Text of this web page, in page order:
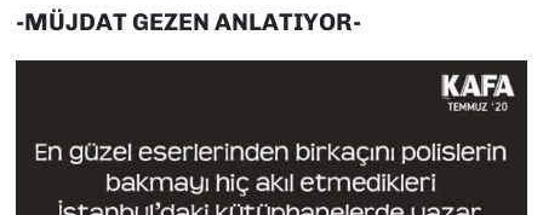
-MÜJDAT GEZEN ANLATIYOR-